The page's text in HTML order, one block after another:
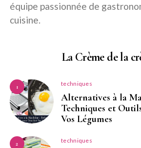
équipe passionnée de
cuisine.
La Crème de la
1 techniques
Alternatives à la
Techniques et
Vos Légumes
2 techniques